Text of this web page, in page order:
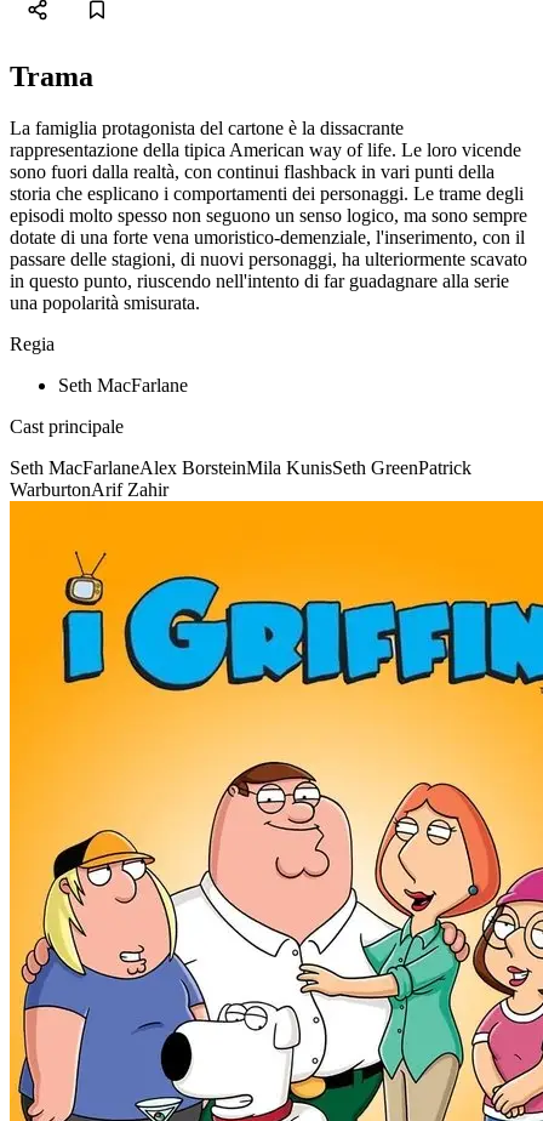
Trama
La famiglia protagonista del cartone è la dissacrante
rappresentazione della tipica American way of life. Le loro vicende
sono fuori dalla realtà, con continui flashback in vari punti della
storia che esplicano i comportamenti dei personaggi. Le trame degli
episodi molto spesso non seguono un senso logico, ma sono sempre
dotate di una forte vena umoristico-demenziale, l'inserimento, con il
passare delle stagioni, di nuovi personaggi, ha ulteriormente scavato
in questo punto, riuscendo nell'intento di far guadagnare alla serie
una popolarità smisurata.
Regia
Seth MacFarlane
Cast principale
Seth MacFarlaneAlex BorsteinMila KunisSeth GreenPatrick
WarburtonArif Zahir